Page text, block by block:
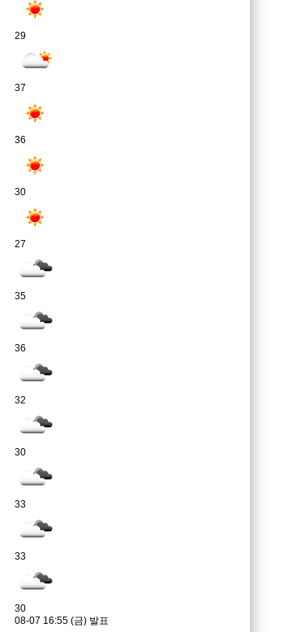
29
37
36
30
27
35
36
32
30
33
33
30
08-07 16:55 (금) 발표